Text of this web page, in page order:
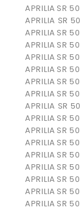
APRILIA SR 50
APRILIA SR
APRILIA SR
APRILIA SR
APRILIA SR
APRILIA SR
APRILIA SR
APRILIA SR
APRILIA SR
APRILIA SR
APRILIA SR
APRILIA SR
APRILIA SR
APRILIA SR
APRILIA SR
APRILIA SR
APRILIA SR